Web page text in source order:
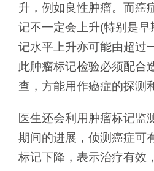
升，例如良性肿瘤。而癌
记不一定会上升(特别是
记水平上升亦可能由超过
此肿瘤标记检验必须配合
查，方能用作癌症的探测
医生还会利用肿瘤标记监
期间的进展，侦测癌症可
标记下降，表示治疗有效